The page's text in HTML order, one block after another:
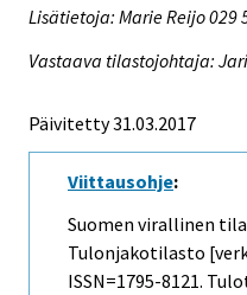
Lisätietoja: Marie Reijo 029
Vastaava tilastojohtaja:
Päivitetty 31.03.2017
Viittausohje:
Suomen virallinen
Tulonjakotilasto
ISSN=1795-8121.